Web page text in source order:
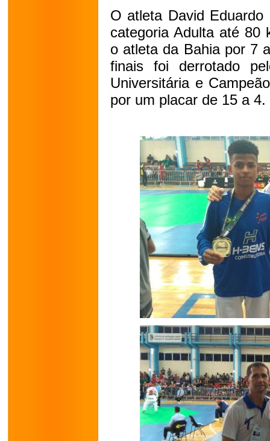
O atleta David
categoria Adulta até 80
o atleta da Bahia por 7
finais foi derrotado
Universitária e
por um placar de 15 a 4.